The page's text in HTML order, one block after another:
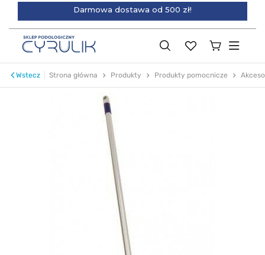
Darmowa dostawa od 500 zł!
Wstecz Strona główna Produkty Produkty pomocnicze